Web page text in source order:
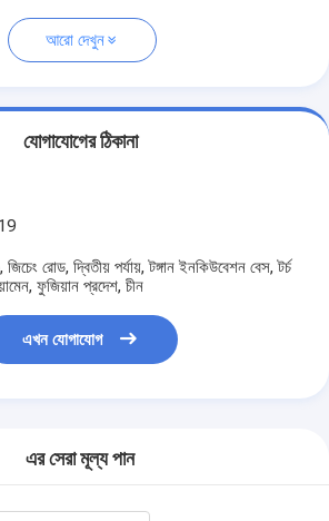
আরো দেখুন
যোগাযোগের ঠিকানা
রোড, দ্বিতীয় পর্যায়, টঙ্গান ইনকিউবেশন বেস, টর্চ
ফুজিয়ান প্রদেশ, চীন
এখন যোগাযোগ
এর সেরা মূল্য পান